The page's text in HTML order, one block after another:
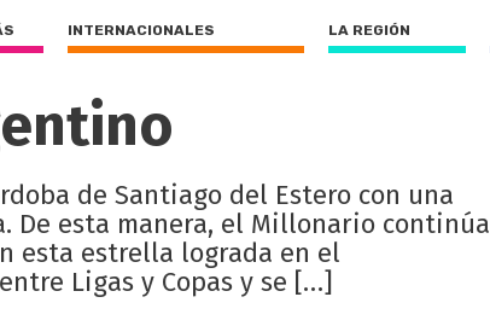
INTERNACIONALES LA REGIÓN
de Santiago del Estero con una
De esta manera, el Millonario continúa
esta estrella lograda en el
Ligas y Copas y se […]